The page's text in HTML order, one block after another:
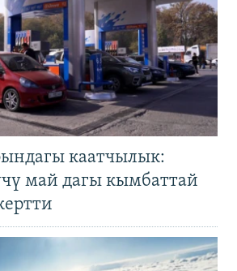
каатчылык:
май дагы кымбаттай